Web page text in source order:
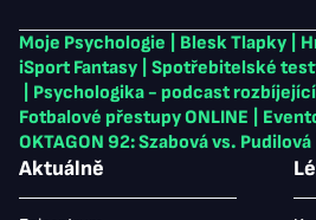
Moje Psychologie Blesk Tlapky
iSport Fantasy
Spotřebitelské
Psychologika - podcast
Fotbalové přestupy ONLINE
OKTAGON 92: Szabová vs. Pudilová
Aktuálně